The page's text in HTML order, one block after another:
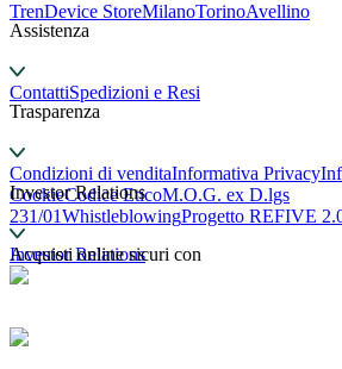
TrenDevice StoreMilanoTorinoAvellino
Assistenza
ContattiSpedizioni e Resi
Trasparenza
Condizioni di venditaInformativa Privacy
CookieCodice EticoM.O.G. ex D.lgs
231/01WhistleblowingProgetto REFIVE
Investor Relations
Investor Relations
Acquisti online sicuri con